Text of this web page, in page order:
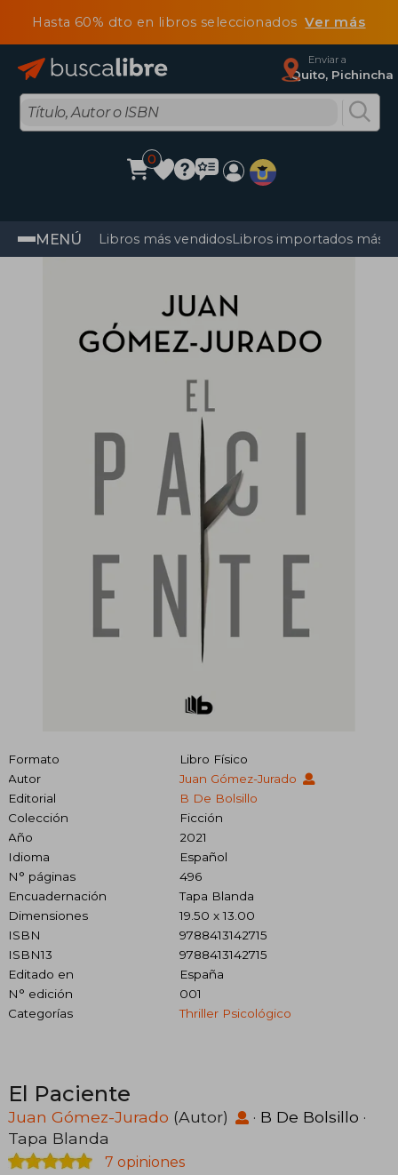
Hasta 60% dto en libros seleccionadosVer más
Enviar a
Quito, Pichincha
0
MENÚ Libros más vendidosLibros importados más
Formato
Libro Físico
Autor
Juan Gómez-Jurado
Editorial
B De Bolsillo
Colección
Ficción
Año
2021
Idioma
Español
N° páginas
496
Encuadernación
Tapa Blanda
Dimensiones
19.50 x 13.00
ISBN
9788413142715
ISBN13
9788413142715
Editado en
España
N° edición
001
Categorías
Thriller Psicológico
El Paciente
Juan Gómez-Jurado (Autor) · B De Bolsillo ·
Tapa Blanda
7 opiniones